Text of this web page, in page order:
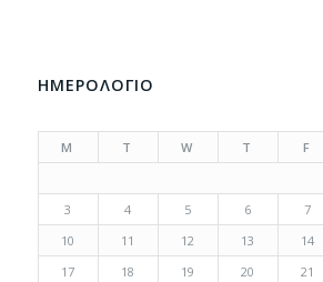
ΗΜΕΡΟΛΟΓΙΟ
M T W T F
3
4 5 6 7
10
11 12 13 14
17
18 19 20 21